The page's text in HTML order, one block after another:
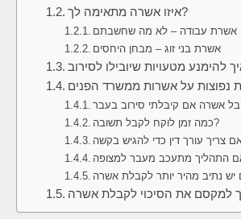
איזו אשרה מתאימה לך?
אשרת עבודה – לא מה שחשבתם
אשרת בני זוג – מבחן היחסים
נפוצות על אשרות ממשרד הפנים
כמה זמן לוקח לקבל תשובה?